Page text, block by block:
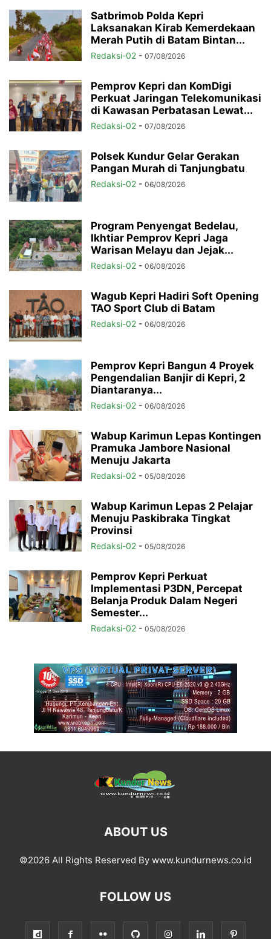
Satbrimob Polda Kepri
Laksanakan Kirab Kemerdekaan
Merah Putih di Batam Bintan...
Redaksi-02 - 07/08/2026
Pemprov Kepri dan KomDigi
Perkuat Jaringan Telekomunikasi
di Kawasan Perbatasan Lewat...
Redaksi-02 - 07/08/2026
Polsek Kundur Gelar Gerakan
Pangan Murah di Tanjungbatu
Redaksi-02 - 06/08/2026
Program Penyengat Bedelau,
Ikhtiar Pemprov Kepri Jaga
Warisan Melayu dan Jejak...
Redaksi-02 - 06/08/2026
Wagub Kepri Hadiri Soft Opening
TAO Sport Club di Batam
Redaksi-02 - 06/08/2026
Pemprov Kepri Bangun 4 Proyek
Pengendalian Banjir di Kepri, 2
Diantaranya...
Redaksi-02 - 06/08/2026
Wabup Karimun Lepas Kontingen
Pramuka Jambore Nasional
Menuju Jakarta
Redaksi-02 - 05/08/2026
Wabup Karimun Lepas 2 Pelajar
Menuju Paskibraka Tingkat
Provinsi
Redaksi-02 - 05/08/2026
Pemprov Kepri Perkuat
Implementasi P3DN, Percepat
Belanja Produk Dalam Negeri
Semester...
Redaksi-02 - 05/08/2026
ABOUT US
©2026 All Rights Reserved By www.kundurnews.co.id
FOLLOW US